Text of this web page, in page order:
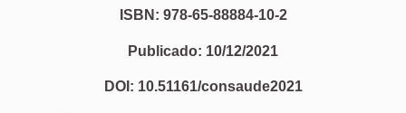
ISBN: 978-65-88884-10-2
Publicado: 10/12/2021
DOI: 10.51161/consaude2021